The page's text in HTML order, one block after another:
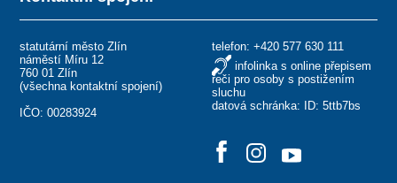
statutární město Zlín
náměstí Míru 12
760 01 Zlín
(všechna kontaktní spojení)
IČO: 00283924
telefon: +420 577 630 111
infolinka s online přepisem
řeči pro osoby s postižením
sluchu
datová schránka: ID: 5ttb7bs